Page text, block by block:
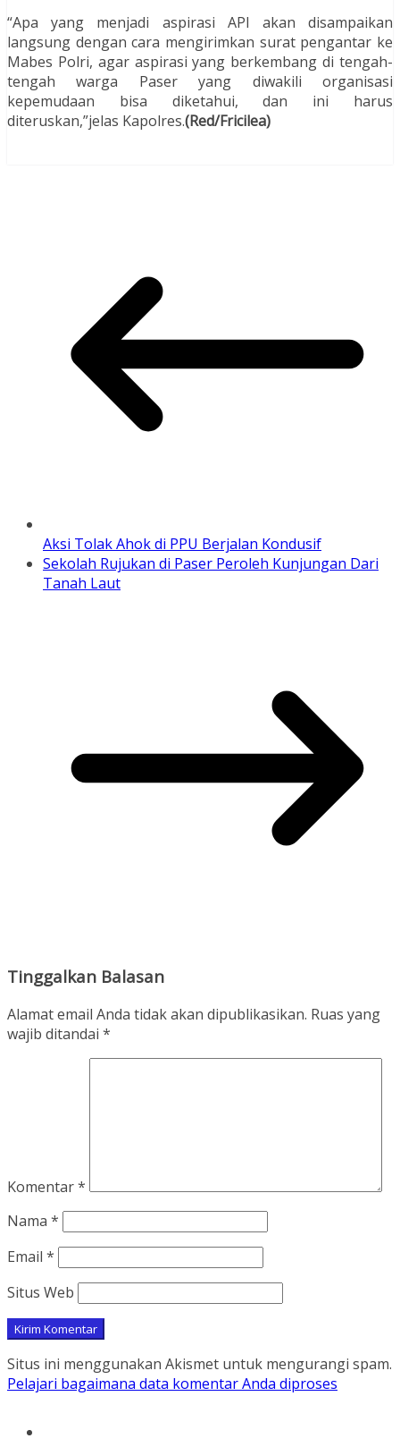
“Apa yang menjadi aspirasi API akan disampaikan
langsung dengan cara mengirimkan surat pengantar ke
Mabes Polri, agar aspirasi yang berkembang di tengah-
tengah warga Paser yang diwakili organisasi
kepemudaan bisa diketahui, dan ini harus
diteruskan,”jelas Kapolres.(Red/Fricilea)
Aksi Tolak Ahok di PPU Berjalan Kondusif
Sekolah Rujukan di Paser Peroleh Kunjungan Dari
Tanah Laut
Tinggalkan Balasan
Alamat email Anda tidak akan dipublikasikan. Ruas yang
wajib ditandai *
Komentar*
Nama *
Email *
Situs Web
Situs ini menggunakan Akismet untuk mengurangi spam.
Pelajari bagaimana data komentar Anda diproses